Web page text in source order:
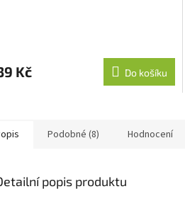
Kč Do košíku
Podobné (8) Hodnocení
popis produktu